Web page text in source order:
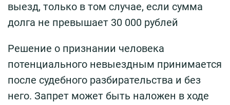
выезд, только в том случае, если сумма
долга не превышает 30 000 рублей
Решение о признании человека
потенциального невыездным принимается
после судебного разбирательства и без
него. Запрет может быть наложен в ходе